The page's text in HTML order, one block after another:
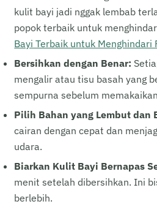
kulit bayi jadi nggak lembab
popok terbaik untuk
Bayi Terbaik untuk Menghindari
Bersihkan dengan Benar:
mengalir atau tisu basah yang
sempurna sebelum
Pilih Bahan yang Lembut dan
cairan dengan cepat dan
udara.
Biarkan Kulit Bayi Bernapas
menit setelah dibersihkan. Ini
berlebih.